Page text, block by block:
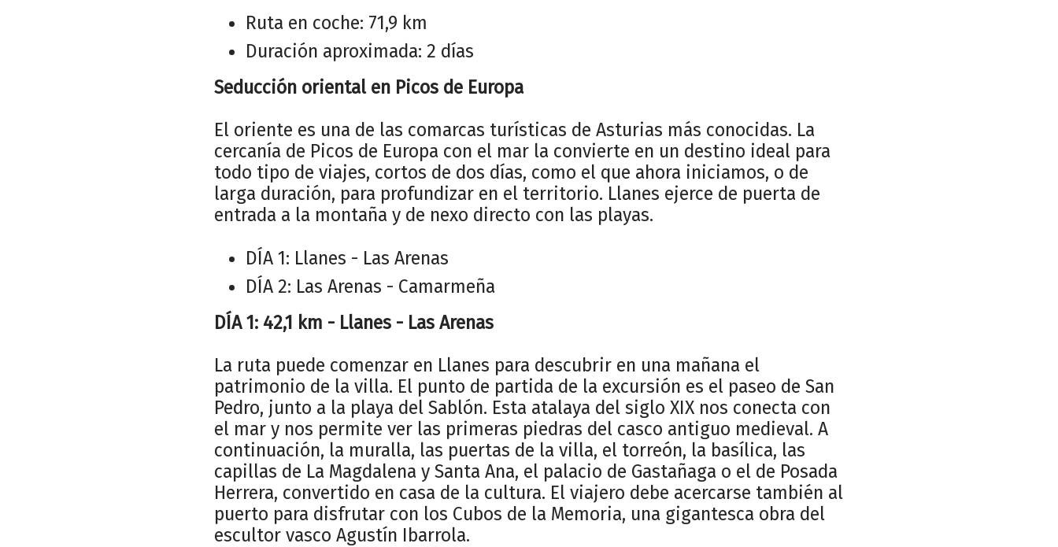
Ruta en coche: 71,9 km
Duración aproximada: 2 días
Seducción oriental en Picos de Europa
El oriente es una de las comarcas turísticas de Asturias más conocidas. La
cercanía de Picos de Europa con el mar la convierte en un destino ideal para
todo tipo de viajes, cortos de dos días, como el que ahora iniciamos, o de
larga duración, para profundizar en el territorio. Llanes ejerce de puerta de
entrada a la montaña y de nexo directo con las playas.
DÍA 1: Llanes - Las Arenas
DÍA 2: Las Arenas - Camarmeña
DÍA 1: 42,1 km - Llanes - Las Arenas
La ruta puede comenzar en Llanes para descubrir en una mañana el
patrimonio de la villa. El punto de partida de la excursión es el paseo de San
Pedro, junto a la playa del Sablón. Esta atalaya del siglo XIX nos conecta con
el mar y nos permite ver las primeras piedras del casco antiguo medieval. A
continuación, la muralla, las puertas de la villa, el torreón, la basílica, las
capillas de La Magdalena y Santa Ana, el palacio de Gastañaga o el de Posada
Herrera, convertido en casa de la cultura. El viajero debe acercarse también al
puerto para disfrutar con los Cubos de la Memoria, una gigantesca obra del
escultor vasco Agustín Ibarrola.